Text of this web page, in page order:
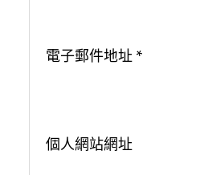
電子郵件地址 *
個人網站網址